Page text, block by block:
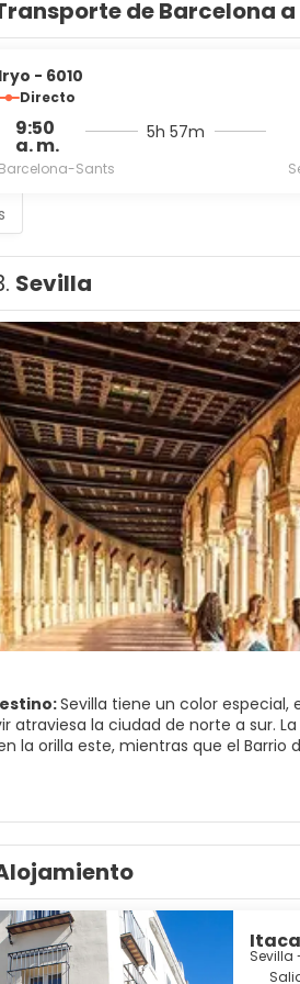
de Barcelona
Iryo - 6010
Directo
9:50
a. m.
Barcelona-Sants
5h 57m
Sevilla
Sevilla tiene un color
atraviesa la ciudad de norte a sur.
la orilla este, mientras que el
ahora, hordas de turistas, todos han
dimensiones. Enormes pilares
Giralda, que fue el alminar de la
de la ciudad, originalmente cubierto de
todo cobra un aire místico
Sevilla